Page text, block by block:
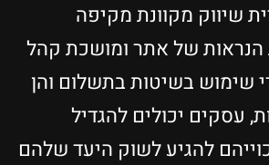
שיווק מקוונת מקיפה
של אתר ומושכת קהל
שימוש בשיטות בתשלום והן
עסקים יכולים להגדיל
להגיע לשוק היעד שלהם